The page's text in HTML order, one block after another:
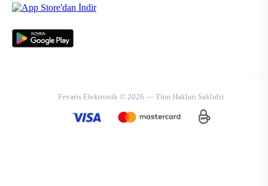
Fevaris Elektronik © 2026 — Tüm Hakları Saklıdır.